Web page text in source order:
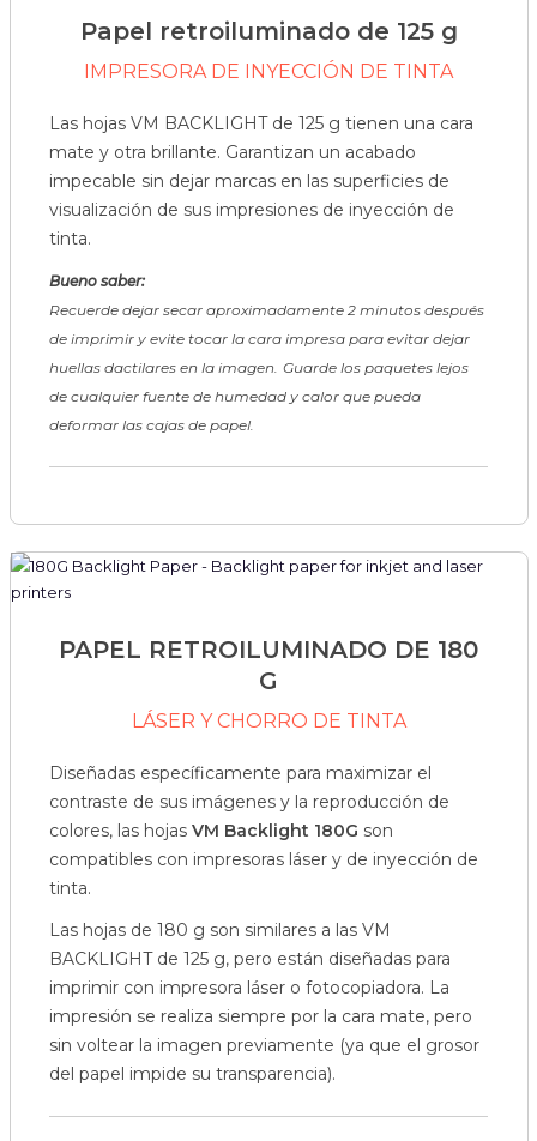
Papel retroiluminado de 125 g
IMPRESORA DE INYECCIÓN DE TINTA
Las hojas VM BACKLIGHT de 125 g tienen una cara
mate y otra brillante. Garantizan un acabado
impecable sin dejar marcas en las superficies de
visualización de sus impresiones de inyección de
tinta.
Bueno saber:
Recuerde dejar secar aproximadamente 2 minutos después
de imprimir y evite tocar la cara impresa para evitar dejar
huellas dactilares en la imagen. Guarde los paquetes lejos
de cualquier fuente de humedad y calor que pueda
deformar las cajas de papel.
PAPEL RETROILUMINADO DE 180
G
LÁSER Y CHORRO DE TINTA
Diseñadas específicamente para maximizar el
contraste de sus imágenes y la reproducción de
colores, las hojas VM Backlight 180G son
compatibles con impresoras láser y de inyección de
tinta.
Las hojas de 180 g son similares a las VM
BACKLIGHT de 125 g, pero están diseñadas para
imprimir con impresora láser o fotocopiadora. La
impresión se realiza siempre por la cara mate, pero
sin voltear la imagen previamente (ya que el grosor
del papel impide su transparencia).